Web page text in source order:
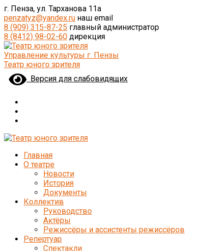
г. Пенза, ул. Тарханова 11а
penzatyz@yandex.ru наш email
8 (909) 315-87-25 главный администратор
8 (8412) 98-02-60 дирекция
Управление культуры г. Пензы
Театр юного зрителя
Версия для слабовидящих
Главная
О театре
Новости
История
Документы
Коллектив
Руководство
Актёры
Режиссёры и ассистенты режиссёров
Репертуар
Спектакли